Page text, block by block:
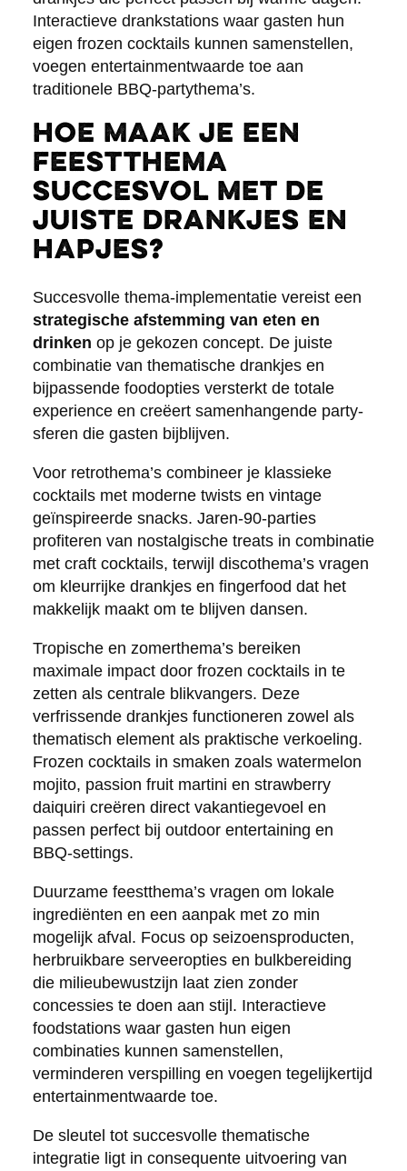
Interactieve drankstations waar gasten hun
eigen frozen cocktails kunnen samenstellen,
voegen entertainmentwaarde toe aan
traditionele BBQ-partythema’s.
Hoe maak je een
feestthema
succesvol met de
juiste drankjes en
hapjes?
Succesvolle thema-implementatie vereist een
strategische afstemming van eten en
drinken op je gekozen concept. De juiste
combinatie van thematische drankjes en
bijpassende foodopties versterkt de totale
experience en creëert samenhangende party-
sferen die gasten bijblijven.
Voor retrothema’s combineer je klassieke
cocktails met moderne twists en vintage
geïnspireerde snacks. Jaren-90-parties
profiteren van nostalgische treats in combinatie
met craft cocktails, terwijl discothema’s vragen
om kleurrijke drankjes en fingerfood dat het
makkelijk maakt om te blijven dansen.
Tropische en zomerthema’s bereiken
maximale impact door frozen cocktails in te
zetten als centrale blikvangers. Deze
verfrissende drankjes functioneren zowel als
thematisch element als praktische verkoeling.
Frozen cocktails in smaken zoals watermelon
mojito, passion fruit martini en strawberry
daiquiri creëren direct vakantiegevoel en
passen perfect bij outdoor entertaining en
BBQ-settings.
Duurzame feestthema’s vragen om lokale
ingrediënten en een aanpak met zo min
mogelijk afval. Focus op seizoensproducten,
herbruikbare serveeropties en bulkbereiding
die milieubewustzijn laat zien zonder
concessies te doen aan stijl. Interactieve
foodstations waar gasten hun eigen
combinaties kunnen samenstellen,
verminderen verspilling en voegen tegelijkertijd
entertainmentwaarde toe.
De sleutel tot succesvolle thematische
integratie ligt in consequente uitvoering van